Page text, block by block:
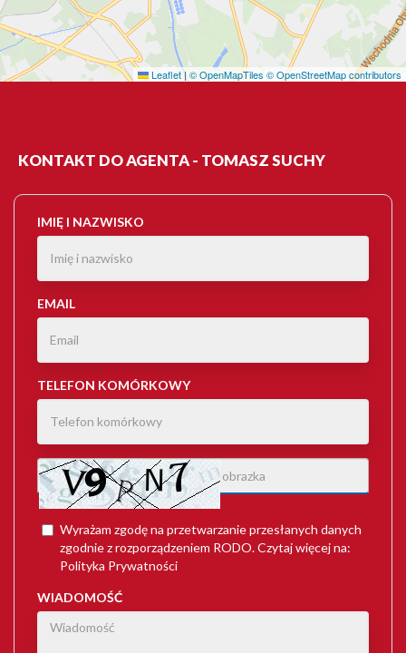
Leaflet | © OpenMapTiles © OpenStreetMap contributors
KONTAKT DO AGENTA - TOMASZ SUCHY
IMIĘ I NAZWISKO
EMAIL
TELEFON KOMÓRKOWY
Wyrażam zgodę na przetwarzanie przesłanych danych
zgodnie z rozporządzeniem RODO. Czytaj więcej na:
Polityka Prywatności
WIADOMOŚĆ